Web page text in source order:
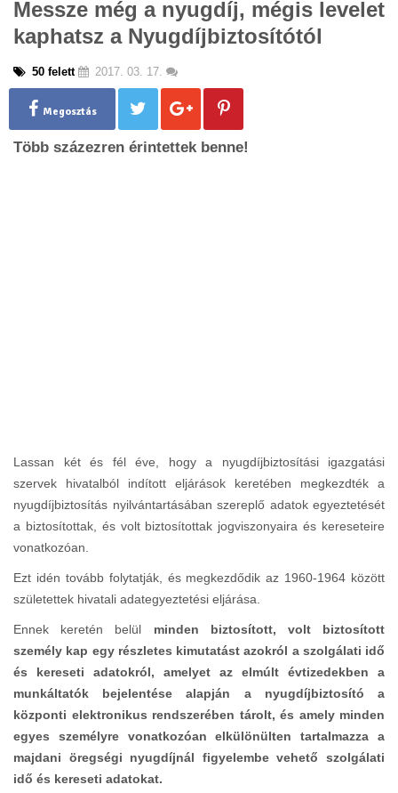
g
Messze még a nyugdíj, mégis levelet
kaphatsz a Nyugdíjbiztosítótól
50 felett 2017. 03. 17.
Megosztás
Több százezren érintettek benne!
Lassan két és fél éve, hogy a nyugdíjbiztosítási igazgatási
szervek hivatalból indított eljárások keretében megkezdték a
nyugdíjbiztosítás nyilvántartásában szereplő adatok egyeztetését
a biztosítottak, és volt biztosítottak jogviszonyaira és kereseteire
vonatkozóan.
Ezt idén tovább folytatják, és megkezdődik az 1960-1964 között
születettek hivatali adategyeztetési eljárása.
Ennek keretén belül minden biztosított, volt biztosított
személy kap egy részletes kimutatást azokról a szolgálati idő
és kereseti adatokról, amelyet az elmúlt évtizedekben a
munkáltatók bejelentése alapján a nyugdíjbiztosító a
központi elektronikus rendszerében tárolt, és amely minden
egyes személyre vonatkozóan elkülönülten tartalmazza a
majdani öregségi nyugdíjnál figyelembe vehető szolgálati
idő és kereseti adatokat.